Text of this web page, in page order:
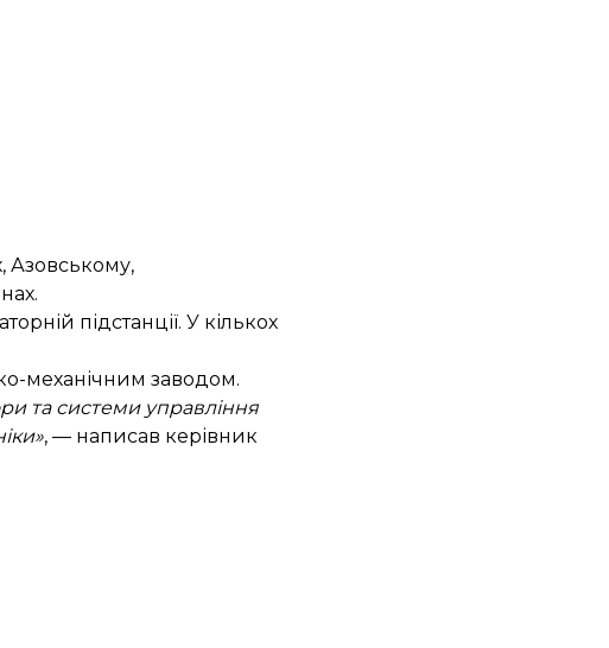
Азовському,
підстанції. У кількох
механічним заводом.
та системи управління
, — написав керівник